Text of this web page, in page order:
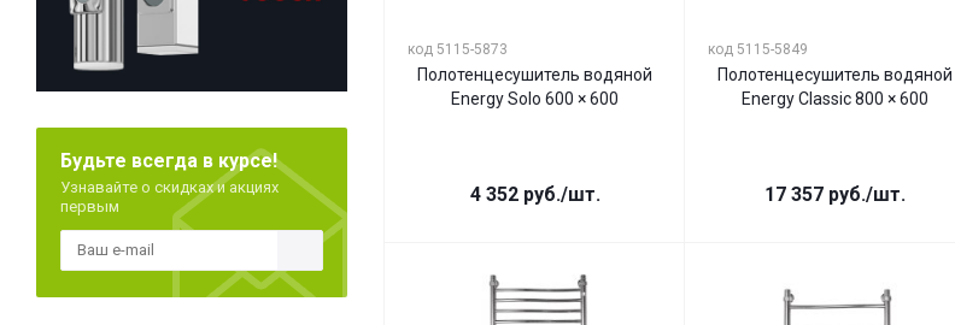
код 5115-5873
Полотенцесушитель водяной
Energy Solo 600 × 600
4 352руб./шт.
код 5115-5849
Полотенцесушитель водяной
Energy Classic 800 × 600
17 357 руб./шт.
Будьте всегда в курсе!
Узнавайте о скидках и акциях
первым